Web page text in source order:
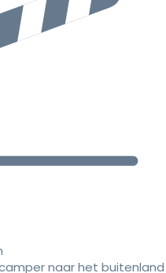
naar het buitenland